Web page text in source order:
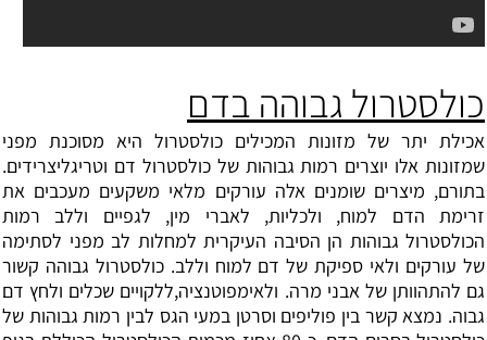
כולסטרול גבוהה בדם
אכילת יתר של מזונות המכילים כולסטרול היא מסוכנת מפני
שמזונות אלו יוצרים רמות גבוהות של כולסטרול דם וטריגליצרידים.
בתורם, מיצרים שומנים אלה עורקים מלאי משקעים מעכבים את
זרימת הדם למוח, ולכליות, לאברי מין, לגפיים וללב רמות
הכולסטרול גבוהות הן הסיבה העיקרית למחלות לב מפני לסתימה
של עורקים ולאי ספיקת של דם למוח וללב. כולסטרול גבוהה קשור
גם להתהוותן של אבני מרה. ולאימפוטנציה,ללקויים שכלים ולחץ דם
גבוה. נמצא קשר בין פוליפים וסרטן במעי הגס לבין רמות גבוהות של